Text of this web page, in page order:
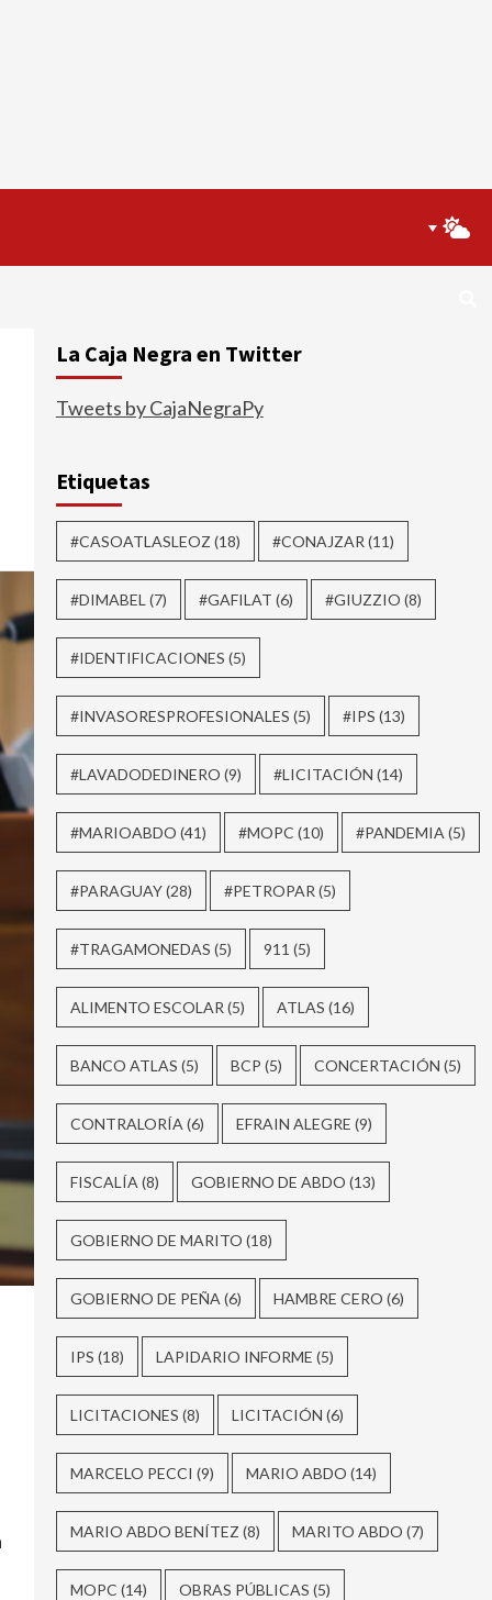
La Caja Negra en Twitter
Tweets by CajaNegraPy
Etiquetas
#CASOATLASLEOZ (18) #CONAJZAR (11)
#DIMABEL (7) #GAFILAT (6) #GIUZZIO (8)
#IDENTIFICACIONES (5)
#INVASORESPROFESIONALES (5) #IPS (13)
#LAVADODEDINERO (9) #LICITACIÓN (14)
#MARIOABDO (41) #MOPC (10) #PANDEMIA (5)
#PARAGUAY(28) #PETROPAR (5)
#TRAGAMONEDAS (5) 911 (5)
ALIMENTO ESCOLAR (5) ATLAS (16)
BANCO ATLAS (5) BCP (5) CONCERTACIÓN (5)
CONTRALORÍA (6) EFRAIN ALEGRE (9)
FISCALÍA (8) GOBIERNO DE ABDO (13)
GOBIERNO DE MARITO (18)
GOBIERNO DE PEÑA (6) HAMBRE CERO (6)
IPS (18) LAPIDARIO INFORME (5)
LICITACIONES (8) LICITACIÓN (6)
MARCELO PECCI (9) MARIO ABDO (14)
MARIO ABDO BENÍTEZ (8) MARITO ABDO (7)
MOPC (14) OBRAS PÚBLICAS (5)